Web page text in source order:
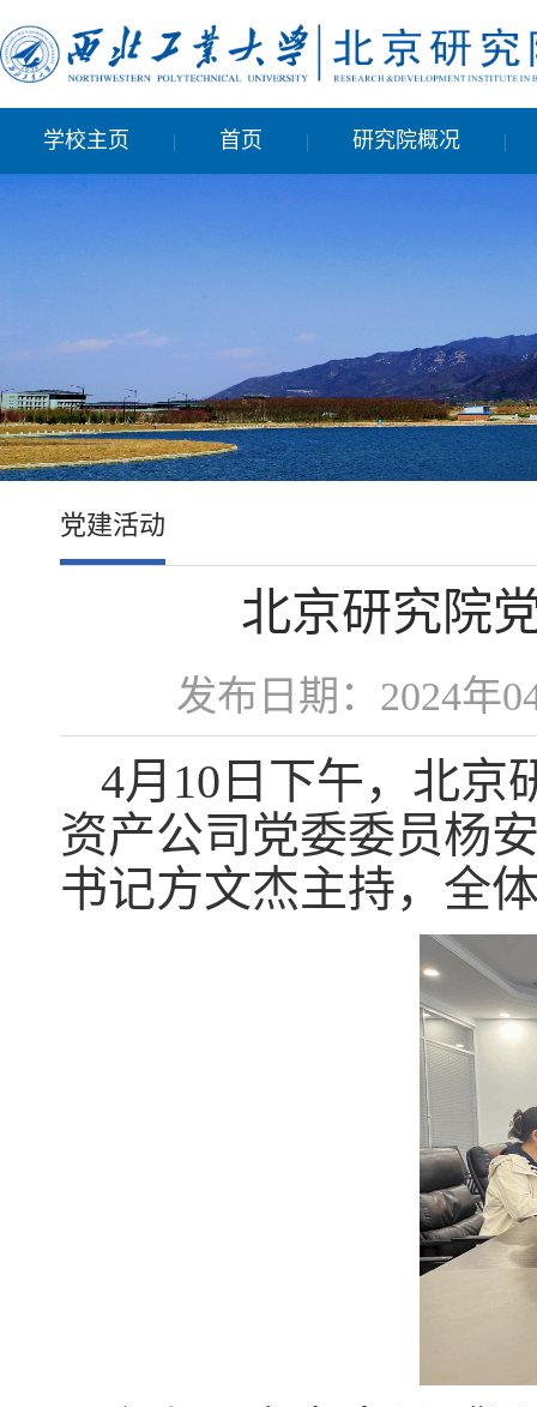
学校主页 | 首页 | 研究院概况 |
党建活动
北京研究院
发布日期：2024
4月10日下午，北京
资产公司党委委员杨
书记方文杰主持，全